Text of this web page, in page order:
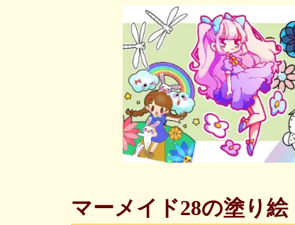
マーメイド28の塗り絵